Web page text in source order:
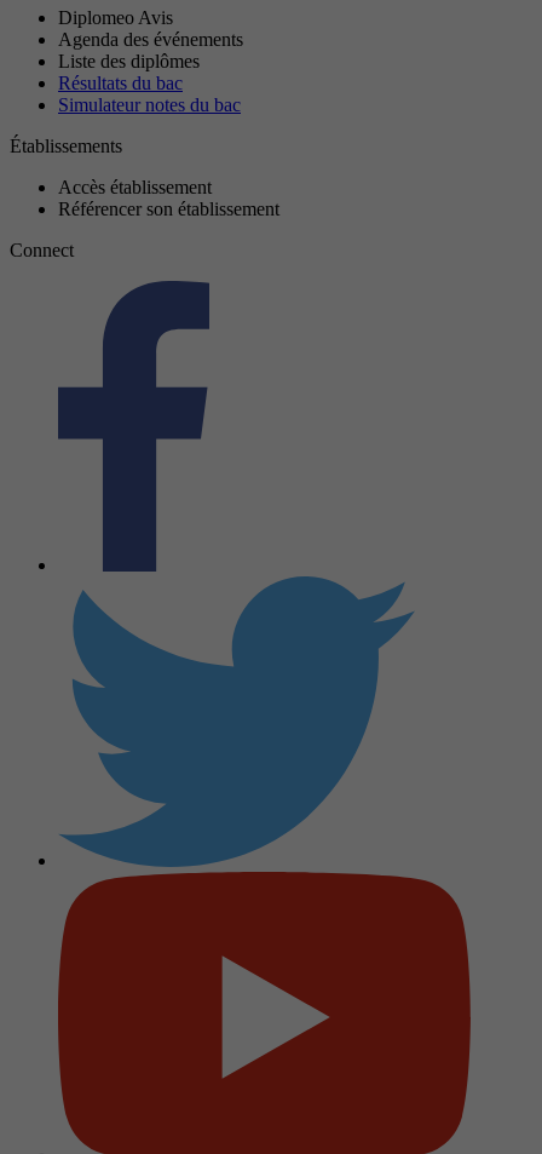
Diplomeo Avis
Agenda des événements
Liste des diplômes
Résultats du bac
Simulateur notes du bac
Établissements
Accès établissement
Référencer son établissement
Connect